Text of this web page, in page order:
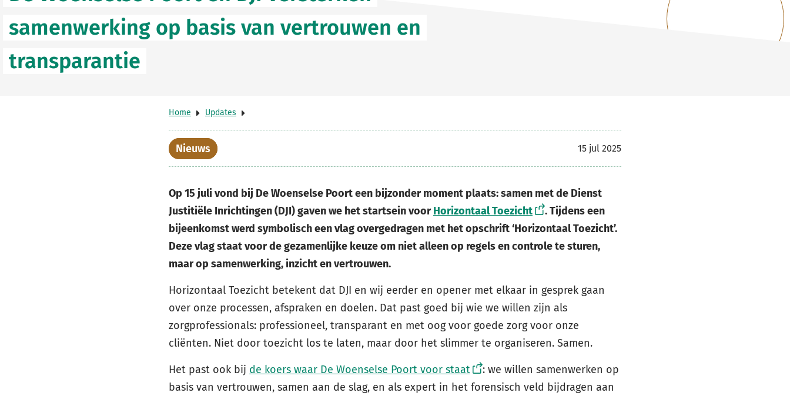
samenwerking op basis van vertrouwen en
transparantie
Home Updates
Nieuws 15 jul 2025
Op 15 juli vond bij De Woenselse Poort een bijzonder moment plaats: samen met de Dienst
Justitiële Inrichtingen (DJI) gaven we het startsein voorHorizontaal Toezicht
. Tijdens een
bijeenkomst werd symbolisch een vlag overgedragen met het opschrift ‘Horizontaal Toezicht’.
Deze vlag staat voor de gezamenlijke keuze om niet alleen op regels en controle te sturen,
maar op samenwerking, inzicht en vertrouwen.
Horizontaal Toezicht betekent dat DJI en wij eerder en opener met elkaar in gesprek gaan
over onze processen, afspraken en doelen. Dat past goed bij wie we willen zijn als
zorgprofessionals: professioneel, transparant en met oog voor goede zorg voor onze
cliënten. Niet door toezicht los te laten, maar door het slimmer te organiseren. Samen.
Het past ook bij de koers waar De Woenselse Poort voor staat
: we willen samenwerken op
basis van vertrouwen, samen aan de slag, en als expert in het forensisch veld bijdragen aan